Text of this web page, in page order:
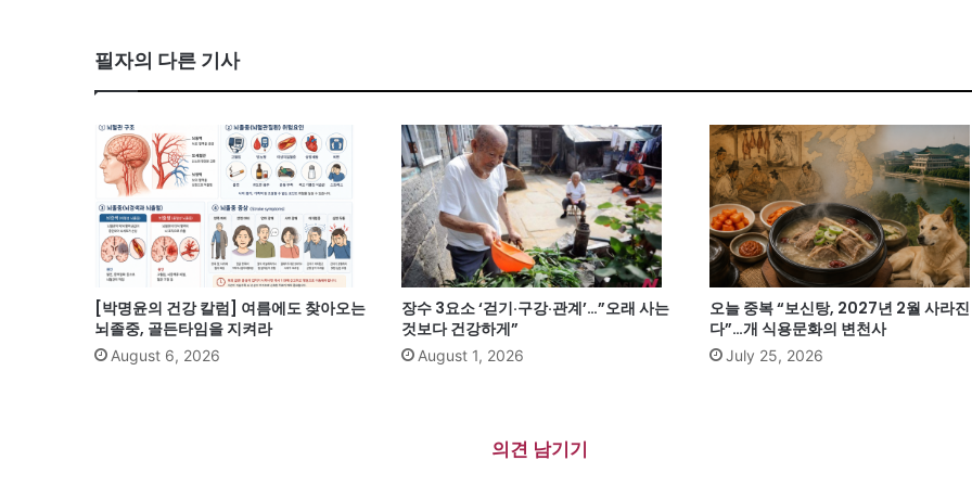
필자의 다른 기사
[박명윤의 건강 칼럼] 여름에도 찾아오는
뇌졸중, 골든타임을 지켜라
August 6, 2026
장수 3요소 ‘걷기·구강·관계’…”오래 사는
것보다 건강하게”
August 1, 2026
오늘 중복 “보신탕, 2027년 2월 사라진
다”…개 식용문화의 변천사
July 25, 2026
의견 남기기